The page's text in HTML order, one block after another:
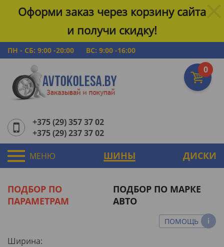
Оформи заказ через корзину сайта
и получи скидку!
ПН - СБ: 9:00 -20:00 ВС: 9:00 -16:00
0
+375 (29) 357 37 02
+375 (29) 237 37 02
МЕНЮ ШИНЫ ДИСКИ
ПОДБОР ПО
ПАРАМЕТРАМ
ПОДБОР ПО МАРКЕ
АВТО
ПОМОЩЬ
Ширина: